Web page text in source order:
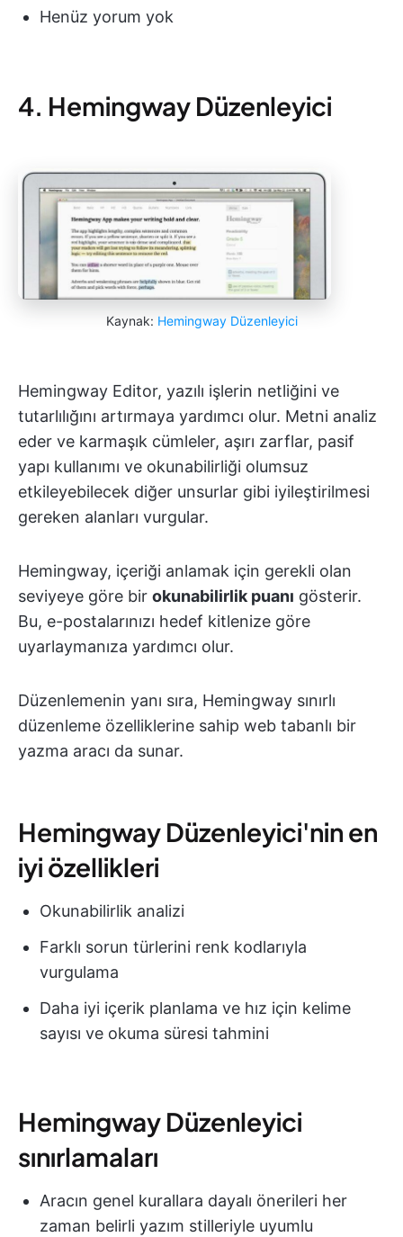
Henüz yorum yok
4. Hemingway Düzenleyici
Kaynak: Hemingway Düzenleyici
Hemingway Editor, yazılı işlerin netliğini ve
tutarlılığını artırmaya yardımcı olur. Metni analiz
eder ve karmaşık cümleler, aşırı zarflar, pasif
yapı kullanımı ve okunabilirliği olumsuz
etkileyebilecek diğer unsurlar gibi iyileştirilmesi
gereken alanları vurgular.
Hemingway, içeriği anlamak için gerekli olan
seviyeye göre bir okunabilirlik puanı gösterir.
Bu, e-postalarınızı hedef kitlenize göre
uyarlaymanıza yardımcı olur.
Düzenlemenin yanı sıra, Hemingway sınırlı
düzenleme özelliklerine sahip web tabanlı bir
yazma aracı da sunar.
Hemingway Düzenleyici'nin en
iyi özellikleri
Okunabilirlik analizi
Farklı sorun türlerini renk kodlarıyla
vurgulama
Daha iyi içerik planlama ve hız için kelime
sayısı ve okuma süresi tahmini
Hemingway Düzenleyici
sınırlamaları
Aracın genel kurallara dayalı önerileri her
zaman belirli yazım stilleriyle uyumlu